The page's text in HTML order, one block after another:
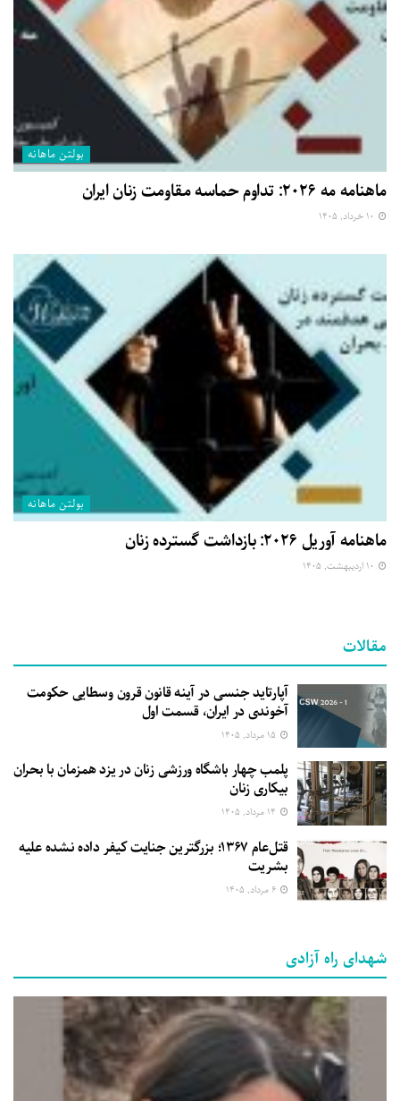
بولتن ماهانه
ماهنامه مه ۲۰۲۶: تداوم حماسه مقاومت زنان ایران
بولتن ماهانه
ماهنامه آوریل ۲۰۲۶: بازداشت گسترده زنان
مقالات
آپارتاید جنسی در آینه قانون قرون وسطایی حکومت
آخوندی در ایران، قسمت اول
پلمب چهار باشگاه ورزشی زنان در یزد همزمان با بحران
بیکاری زنان
قتل‌عام ۱۳۶۷؛ بزرگترین جنایت کیفر داده نشده علیه
بشریت
شهدای راه آزادی